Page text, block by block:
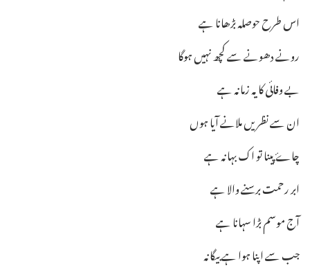
اس طرح حوصلہ بڑھانا ہے
رونے دھونے سے کچھ نہیں ہوگا
بے وفائی کا یہ زمانہ ہے
ان سے نظریں ملانے آیا ہوں
چاۓ پینا تو اک بہانہ ہے
ابر رحمت برسنے والا ہے
آج موسم بڑا سہانا ہے
جب سے اپنا ہوا ہے بیگانہ